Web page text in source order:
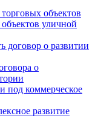
объектов
уличной
договор о развитии
о
под коммерческое
развитие